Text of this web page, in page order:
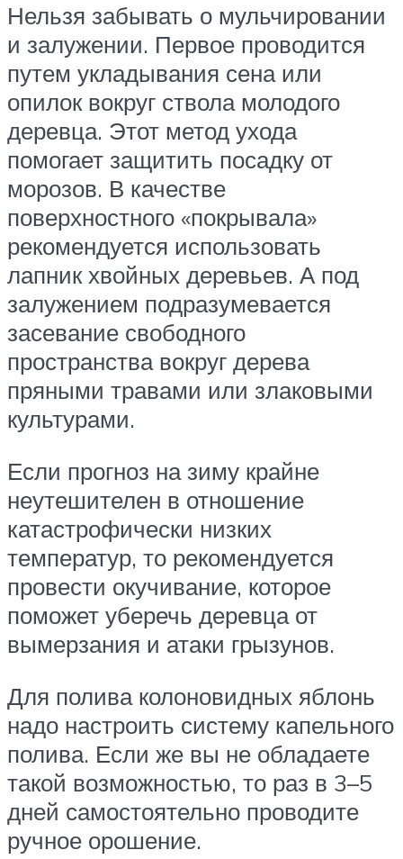
Нельзя забывать о мульчировании
и залужении. Первое проводится
путем укладывания сена или
опилок вокруг ствола молодого
деревца. Этот метод ухода
помогает защитить посадку от
морозов. В качестве
поверхностного «покрывала»
рекомендуется использовать
лапник хвойных деревьев. А под
залужением подразумевается
засевание свободного
пространства вокруг дерева
пряными травами или злаковыми
культурами.
Если прогноз на зиму крайне
неутешителен в отношение
катастрофически низких
температур, то рекомендуется
провести окучивание, которое
поможет уберечь деревца от
вымерзания и атаки грызунов.
Для полива колоновидных яблонь
надо настроить систему капельного
полива. Если же вы не обладаете
такой возможностью, то раз в 3–5
дней самостоятельно проводите
ручное орошение.